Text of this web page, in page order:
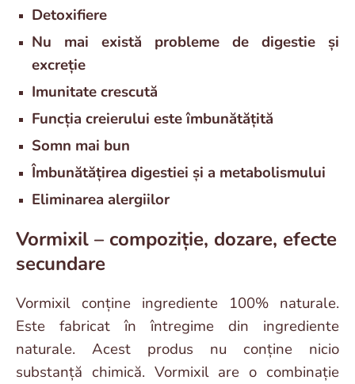
Detoxifiere
Nu mai există probleme de digestie și
excreție
Imunitate crescută
Funcția creierului este îmbunătățită
Somn mai bun
Îmbunătățirea digestiei și a metabolismului
Eliminarea alergiilor
Vormixil – compoziție, dozare, efecte
secundare
Vormixil conține ingrediente 100% naturale.
Este fabricat în întregime din ingrediente
naturale. Acest produs nu conține nicio
substanță chimică. Vormixil are o combinație